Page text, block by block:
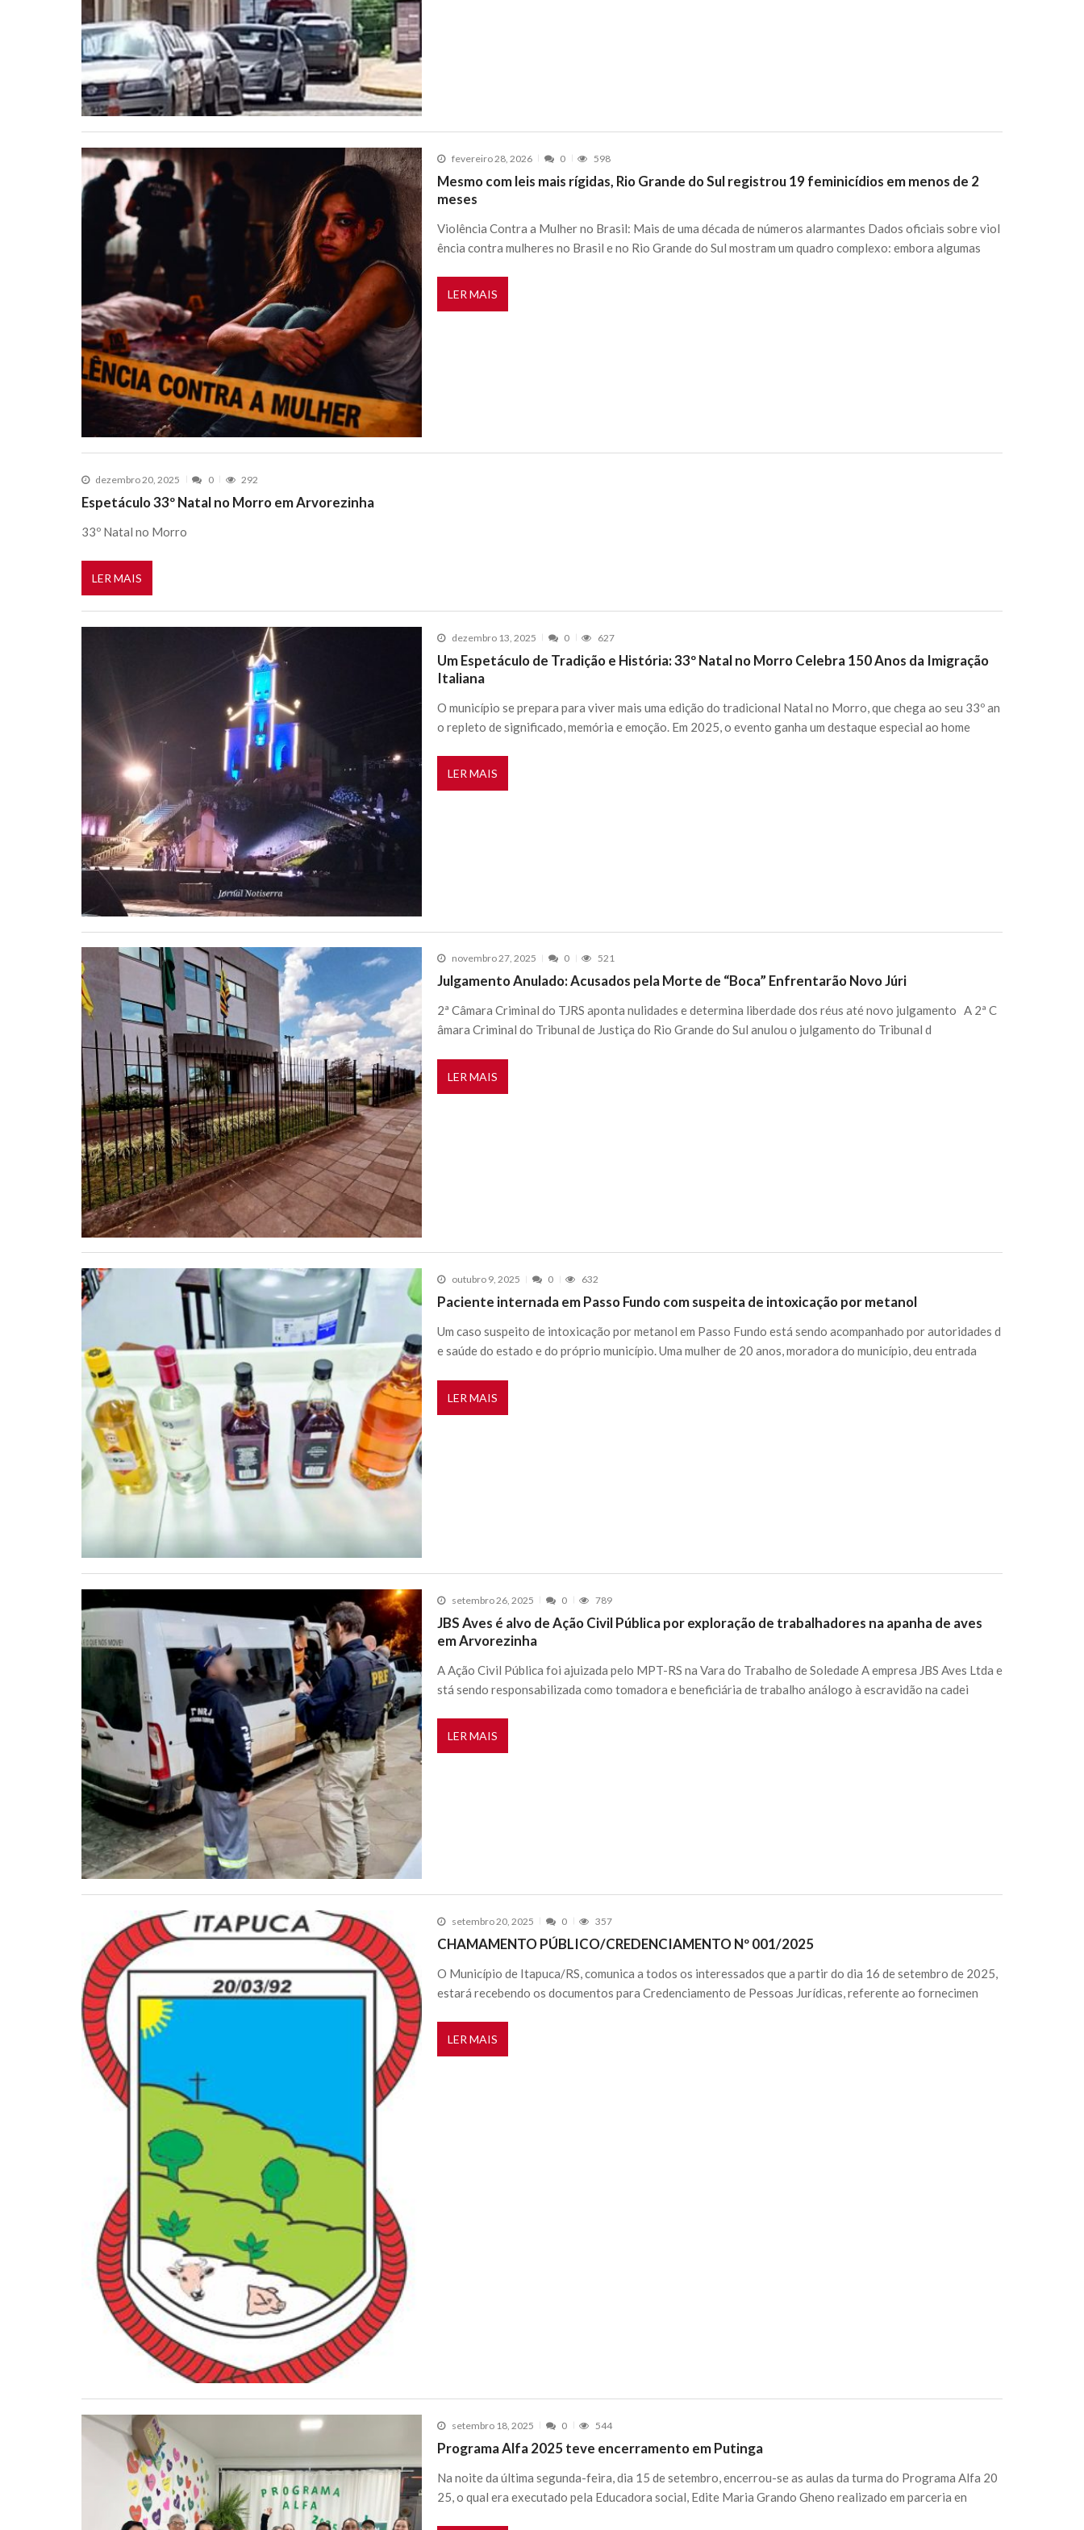
fevereiro 28, 2026 0 598
Mesmo com leis mais rígidas, Rio Grande do Sul registrou 19 feminicídios em menos de 2
meses
Violência Contra a Mulher no Brasil: Mais de uma década de números alarmantes Dados oficiais sobre viol
ência contra mulheres no Brasil e no Rio Grande do Sul mostram um quadro complexo: embora algumas
LER MAIS
dezembro 20, 2025 0 292
Espetáculo 33º Natal no Morro em Arvorezinha
33º Natal no Morro
LER MAIS
dezembro 13, 2025 0 627
Um Espetáculo de Tradição e História: 33º Natal no Morro Celebra 150 Anos da Imigração
Italiana
O município se prepara para viver mais uma edição do tradicional Natal no Morro, que chega ao seu 33º an
o repleto de significado, memória e emoção. Em 2025, o evento ganha um destaque especial ao home
LER MAIS
novembro 27, 2025 0 521
Julgamento Anulado: Acusados pela Morte de “Boca” Enfrentarão Novo Júri
2ª Câmara Criminal do TJRS aponta nulidades e determina liberdade dos réus até novo julgamento A 2ª C
âmara Criminal do Tribunal de Justiça do Rio Grande do Sul anulou o julgamento do Tribunal d
LER MAIS
outubro 9, 2025 0 632
Paciente internada em Passo Fundo com suspeita de intoxicação por metanol
Um caso suspeito de intoxicação por metanol em Passo Fundo está sendo acompanhado por autoridades d
e saúde do estado e do próprio município. Uma mulher de 20 anos, moradora do município, deu entrada
LER MAIS
setembro 26, 2025 0 789
JBS Aves é alvo de Ação Civil Pública por exploração de trabalhadores na apanha de aves
em Arvorezinha
A Ação Civil Pública foi ajuizada pelo MPT-RS na Vara do Trabalho de Soledade A empresa JBS Aves Ltda e
stá sendo responsabilizada como tomadora e beneficiária de trabalho análogo à escravidão na cadei
LER MAIS
setembro 20, 2025 0 357
CHAMAMENTO PÚBLICO/CREDENCIAMENTO Nº 001/2025
O Município de Itapuca/RS, comunica a todos os interessados que a partir do dia 16 de setembro de 2025,
estará recebendo os documentos para Credenciamento de Pessoas Jurídicas, referente ao fornecimen
LER MAIS
setembro 18, 2025 0 544
Programa Alfa 2025 teve encerramento em Putinga
Na noite da última segunda-feira, dia 15 de setembro, encerrou-se as aulas da turma do Programa Alfa 20
25, o qual era executado pela Educadora social, Edite Maria Grando Gheno realizado em parceria en